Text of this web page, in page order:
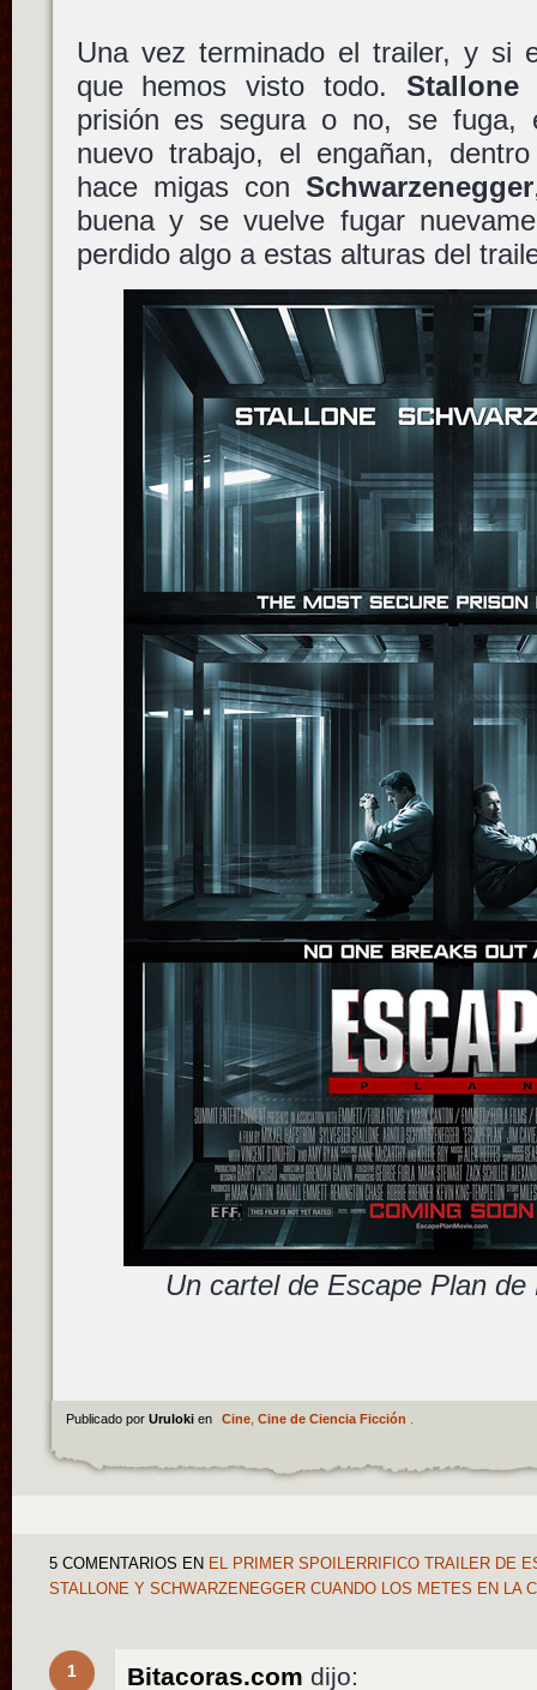
Una vez terminado el trailer, y si
que hemos visto todo. Stallone
prisión es segura o no, se fuga,
nuevo trabajo, el engañan,
hace migas con Schwarzenegger
buena y se vuelve fugar
perdido algo a estas alturas del
Un cartel de Escape Plan
Publicado por Uruloki en Cine, Cine de Ciencia Ficción
5 COMENTARIOS EN EL PRIMER SPOILERRIFICO TRAILER DE
STALLONE Y SCHWARZENEGGER CUANDO LOS METES EN LA
1 Bitacoras.com dijo: